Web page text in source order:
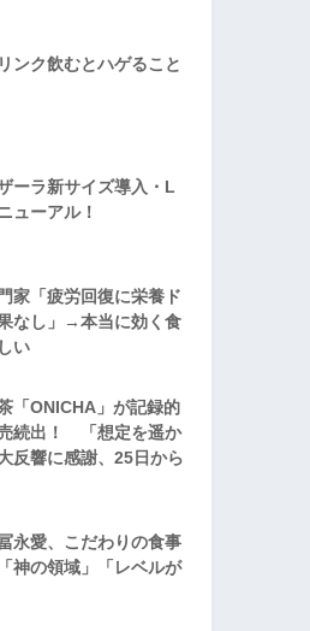
ンク飲むとハゲること
ーラ新サイズ導入・L
ューアル！
家「疲労回復に栄養ド
なし」→本当に効く食
い
「ONICHA」が記録的
続出！ 「想定を遥か
反響に感謝、25日から
永愛、こだわりの食事
神の領域」「レベルが